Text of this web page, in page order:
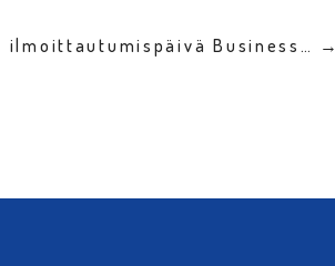
ilmoittautumispäivä Business… →